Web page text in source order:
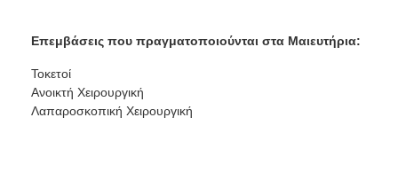
Επεμβάσεις που πραγματοποιούνται στα Μαιευτήρια:
Τοκετοί
Ανοικτή Χειρουργική
Λαπαροσκοπική Χειρουργική